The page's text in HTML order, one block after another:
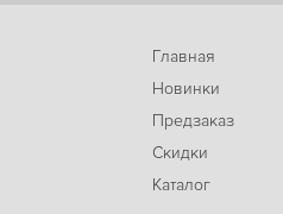
Главная
Новинки
Предзаказ
Скидки
Каталог